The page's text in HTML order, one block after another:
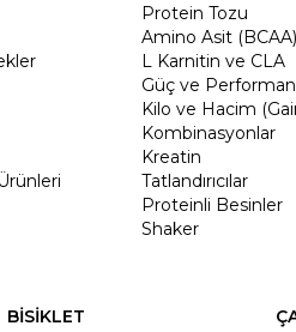
Protein Tozu
Amino Asit (BCAA)
L Karnitin ve CLA
Güç ve
Kilo ve Hacim
Kombinasyonlar
Kreatin
Tatlandırıcılar
Proteinli Besinler
Shaker
BİSİKLET